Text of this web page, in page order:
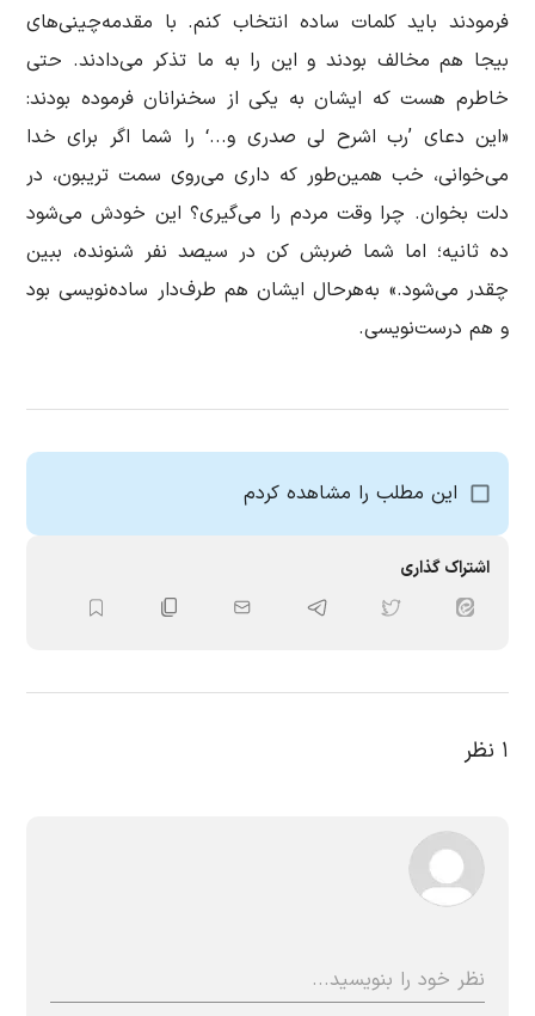
فرمودند باید کلمات ساده انتخاب کنم. با مقدمه‌چینی‌های
بیجا هم مخالف بودند و این را به ما تذکر می‌دادند. حتی
خاطرم هست که ایشان به یکی از سخنرانان فرموده بودند:
«این دعای ’رب اشرح لی صدری و...‘ را شما اگر برای خدا
می‌خوانی، خب همین‌طور که داری می‌روی سمت تریبون، در
دلت بخوان. چرا وقت مردم را می‌گیری؟ این خودش می‌شود
ده ثانیه؛ اما شما ضربش کن در سیصد نفر شنونده، ببین
چقدر می‌شود.» به‌هرحال ایشان هم طرف‌دار ساده‌نویسی بود
و هم درست‌نویسی.
این مطلب را مشاهده کردم
اشتراک گذاری
۱ نظر